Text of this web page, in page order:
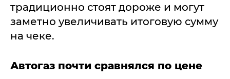
традиционно стоят дороже и могут
заметно увеличивать итоговую сумму
на чеке.
Автогаз почти сравнялся по цене